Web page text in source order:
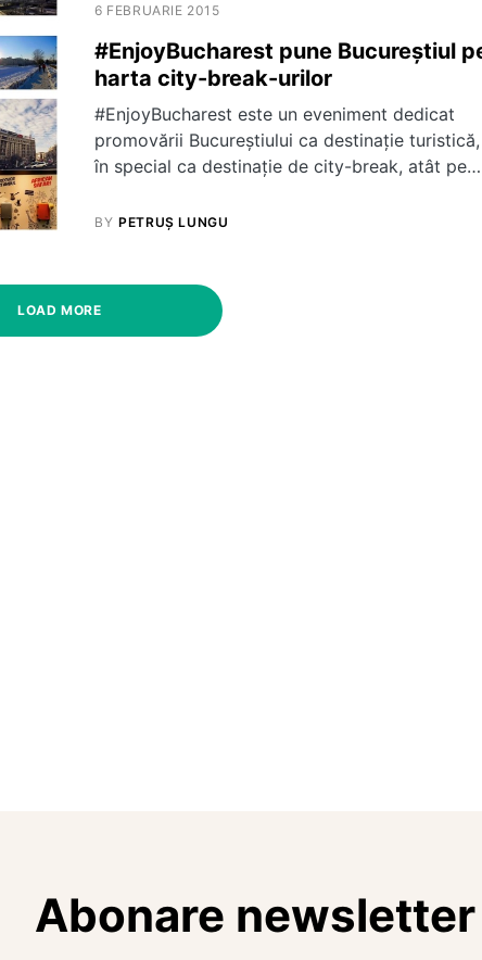
6 FEBRUARIE 2015
#EnjoyBucharest pune Bucureștiul
harta city-break-urilor
#EnjoyBucharest este un eveniment dedicat
promovării Bucureștiului ca destinație turistică,
în special ca destinație de city-break, atât pe…
BY PETRUȘ LUNGU
LOAD MORE
Abonare newsletter